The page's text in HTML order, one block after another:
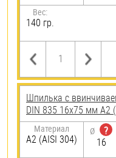
Вес:
140 гр.
Шпилька c
DIN 835 16х75 мм А2
Материал
А2 (AISI 304)
Ø
?
16